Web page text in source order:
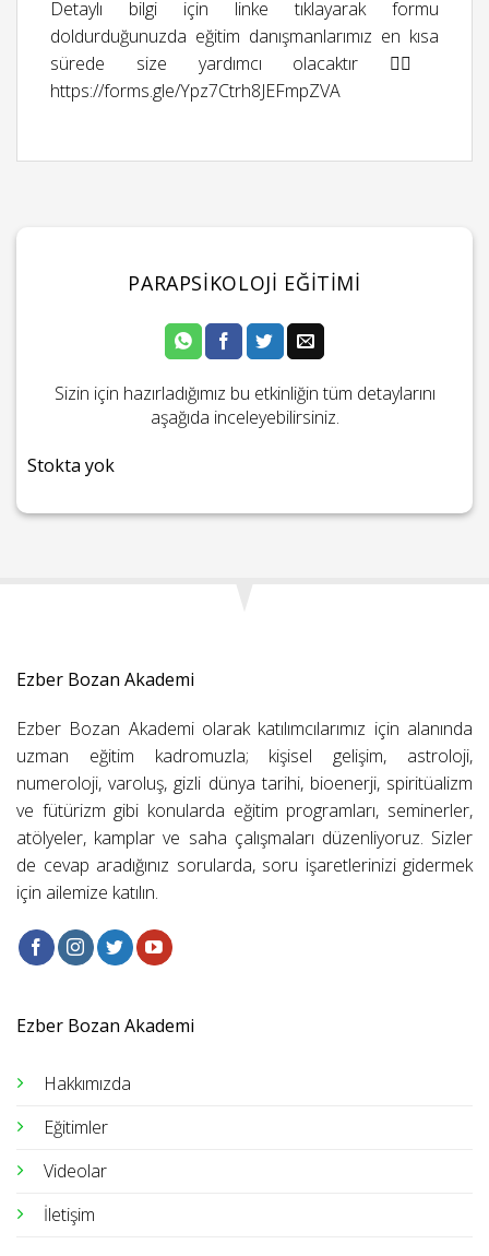
Detaylı bilgi için linke tıklayarak formu
doldurduğunuzda eğitim danışmanlarımız en kısa
sürede size yardımcı olacaktır 👉🏻
https://forms.gle/Ypz7Ctrh8JEFmpZVA
PARAPSIKOLOJI EĞITIMI
Sizin için hazırladığımız bu etkinliğin tüm detaylarını
aşağıda inceleyebilirsiniz.
Stokta yok
Ezber Bozan Akademi
Ezber Bozan Akademi olarak katılımcılarımız için alanında
uzman eğitim kadromuzla; kişisel gelişim, astroloji,
numeroloji, varoluş, gizli dünya tarihi, bioenerji, spiritüalizm
ve fütürizm gibi konularda eğitim programları, seminerler,
atölyeler, kamplar ve saha çalışmaları düzenliyoruz. Sizler
de cevap aradığınız sorularda, soru işaretlerinizi gidermek
için ailemize katılın.
Ezber Bozan Akademi
Hakkımızda
Eğitimler
Videolar
İletişim